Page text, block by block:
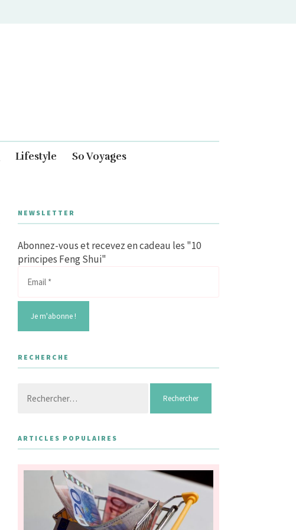
Lifestyle So Voyages
NEWSLETTER
Abonnez-vous et recevez en cadeau les "10
principes Feng Shui"
RECHERCHE
ARTICLES POPULAIRES